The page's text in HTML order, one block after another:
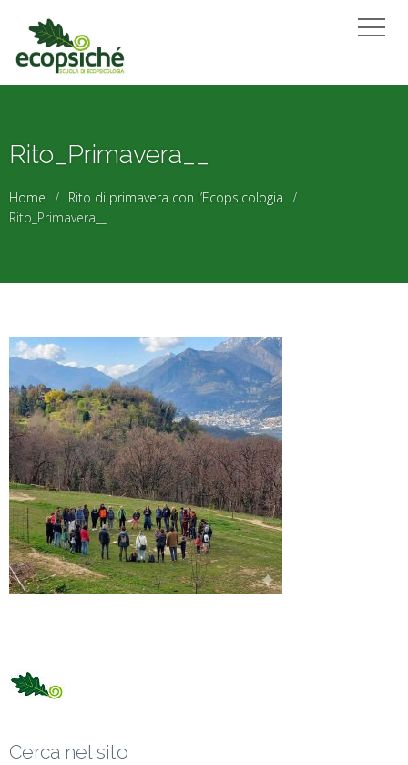
Rito_Primavera__
Home
Rito di primavera con l’Ecopsicologia
Rito_Primavera__
Cerca nel sito